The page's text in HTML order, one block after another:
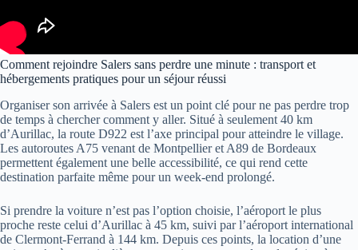
Comment rejoindre Salers sans perdre une minute : transport et
hébergements pratiques pour un séjour réussi
Organiser son arrivée à Salers est un point clé pour ne pas perdre trop
de temps à chercher comment y aller. Situé à seulement 40 km
d’Aurillac, la route D922 est l’axe principal pour atteindre le village.
Les autoroutes A75 venant de Montpellier et A89 de Bordeaux
permettent également une belle accessibilité, ce qui rend cette
destination parfaite même pour un week-end prolongé.
Si prendre la voiture n’est pas l’option choisie, l’aéroport le plus
proche reste celui d’Aurillac à 45 km, suivi par l’aéroport international
de Clermont-Ferrand à 144 km. Depuis ces points, la location d’une